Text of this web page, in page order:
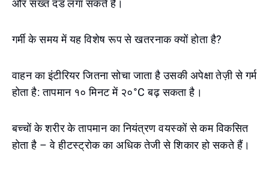
और सख्त दंड लगा सकते हैं।
गर्मी के समय में यह विशेष रूप से खतरनाक क्यों होता है?
वाहन का इंटीरियर जितना सोचा जाता है उसकी अपेक्षा तेज़ी से गर्म
होता है: तापमान १० मिनट में २०°C बढ़ सकता है।
बच्चों के शरीर के तापमान का नियंत्रण वयस्कों से कम विकसित
होता है – वे हीटस्ट्रोक का अधिक तेजी से शिकार हो सकते हैं।